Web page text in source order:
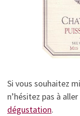
Si vous souhaitez
n’hésitez pas à
dégustation.